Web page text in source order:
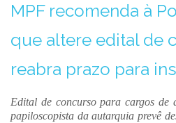
MPF recomenda à
que altere edital de
reabra prazo para
Edital de concurso para cargos de
papiloscopista da autarquia prevê